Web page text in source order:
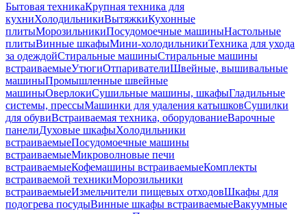
Бытовая техникаКрупная техника для
кухниХолодильникиВытяжкиКухонные
плитыМорозильникиПосудомоечные машиныНастольные
плитыВинные шкафыМини-холодильникиТехника для ухода
за одеждойСтиральные машиныСтиральные машины
встраиваемыеУтюгиОтпаривателиШвейные, вышивальные
машиныПромышленные швейные
машиныОверлокиСушильные машины, шкафыГладильные
системы, прессыМашинки для удаления катышковСушилки
для обувиВстраиваемая техника, оборудованиеВарочные
панелиДуховые шкафыХолодильники
встраиваемыеПосудомоечные машины
встраиваемыеМикроволновые печи
встраиваемыеКофемашины встраиваемыеКомплекты
встраиваемой техникиМорозильники
встраиваемыеИзмельчители пищевых отходовШкафы для
подогрева посудыВинные шкафы встраиваемыеВакуумные